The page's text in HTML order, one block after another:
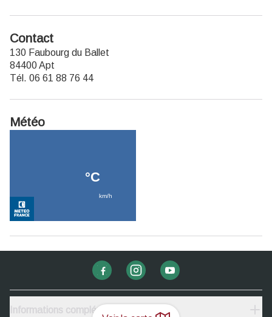
Contact
130 Faubourg du Ballet
84400 Apt
Tél. 06 61 88 76 44
Météo
Informations complémentaires